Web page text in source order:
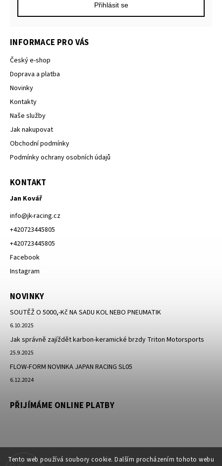
Tento web používá soubory cookie. Dalším procházením tohoto webu
INFORMACE PRO VÁS
Český e-shop
Doprava a platba
Novinky
Kontakty
Naše služby
Jak nakupovat
Obchodní podmínky
Podmínky ochrany osobních údajů
KONTAKT
Jan Kovář
info@jk-racing.cz
+420723445805
+420723445805
Facebook
Instagram
NOVINKY
SOUTĚŽ O 5000,-Kč NA SADU KOL NEBO PNEUMATIK
6.10.2025
Jak správně zajíždět karbon-keramické brzdy Triton Motorsports
25.9.2025
FLOW-FORM NOVINKA JAPAN RACING SL05
6.12.2024
PŘIJÍMÁME ONLINE PLATBY
Přihlásit se